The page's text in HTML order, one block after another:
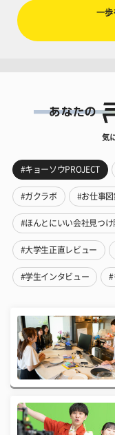
一歩
気
#キョーソウPROJECT
#ガクラボ #お仕事図
#ほんとにいい会社見つけ
#大学生正直レビュー
#学生インタビュー #